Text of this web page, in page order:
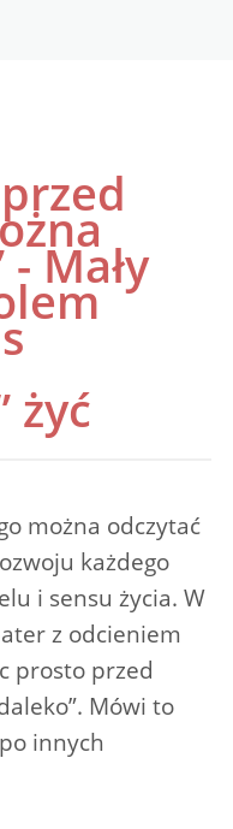
Mały
żyć
można odczytać
każdego
i sensu życia. W
z odcieniem
prosto przed
Mówi to
innych